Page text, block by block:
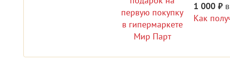
1 000 ₽ в
Как